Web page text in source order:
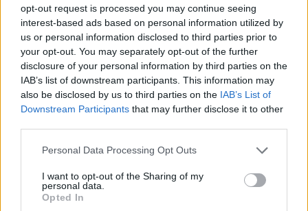
opt-out request is processed you may continue seeing
interest-based ads based on personal information utilized by
us or personal information disclosed to third parties prior to
your opt-out. You may separately opt-out of the further
disclosure of your personal information by third parties on the
IAB’s list of downstream participants. This information may
also be disclosed by us to third parties on the IAB’s List of
Downstream Participants that may further disclose it to other
Please note that this website/app uses one or more Google
not limited to your visit or usage behaviour. You may click to
grant or deny consent to Google and its third-party tags to
use your data for below specified purposes in below Google
Personal Data Processing Opt Outs
I want to opt-out of the Sharing of my
personal data.
Opted In
Lapszemle - Ezt írták a Vadregény -
Into the Woods-ról
Szilgyo•2014. május 12.
2014. április 26-án mutatták be a Magyar
Színházban a Vadregény - Into the Woods-ot. A
premierről szóló kritikákból szemezgetünk: "(...) aki
mégis veszi a bátorságot, hogy beüljön, készüljön rá,
hogy Piroska és a Farkas, a Banya és a többiek a
saját, privát…